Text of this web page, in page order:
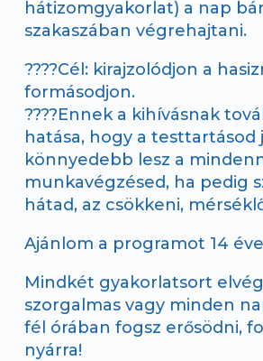
hátizomgyakorlat) a nap
szakaszában végrehajtani.
????Cél: kirajzolódjon a
formásodjon.
????Ennek a kihívásnak
hatása, hogy a testtartásod
könnyedebb lesz a
munkavégzésed, ha pedig
hátad, az csökkeni,
Ajánlom a programot 14
Mindkét gyakorlatsort
szorgalmas vagy minden
fél órában fogsz erősödni,
nyárra!